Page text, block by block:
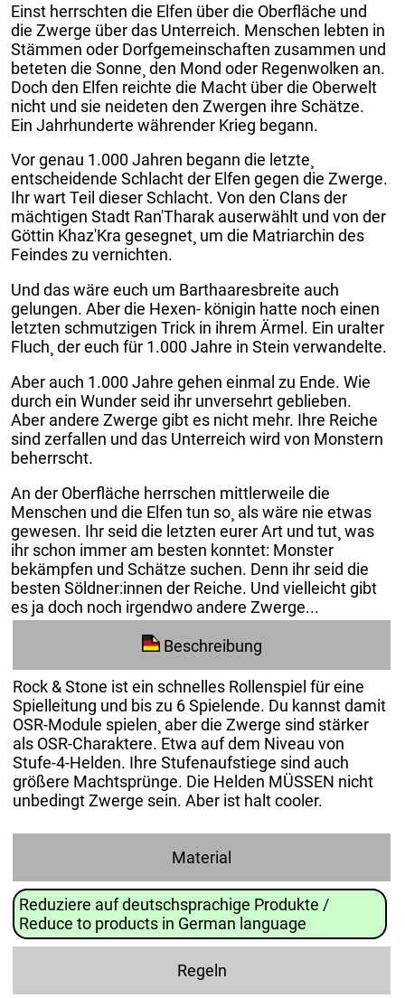
Einst herrschten die Elfen über die Oberfläche und
die Zwerge über das Unterreich. Menschen lebten in
Stämmen oder Dorfgemeinschaften zusammen und
beteten die Sonne¸ den Mond oder Regenwolken an.
Doch den Elfen reichte die Macht über die Oberwelt
nicht und sie neideten den Zwergen ihre Schätze.
Ein Jahrhunderte währender Krieg begann.
Vor genau 1.000 Jahren begann die letzte¸
entscheidende Schlacht der Elfen gegen die Zwerge.
Ihr wart Teil dieser Schlacht. Von den Clans der
mächtigen Stadt Ran'Tharak auserwählt und von der
Göttin Khaz'Kra gesegnet¸ um die Matriarchin des
Feindes zu vernichten.
Und das wäre euch um Barthaaresbreite auch
gelungen. Aber die Hexen- königin hatte noch einen
letzten schmutzigen Trick in ihrem Ärmel. Ein uralter
Fluch¸ der euch für 1.000 Jahre in Stein verwandelte.
Aber auch 1.000 Jahre gehen einmal zu Ende. Wie
durch ein Wunder seid ihr unversehrt geblieben.
Aber andere Zwerge gibt es nicht mehr. Ihre Reiche
sind zerfallen und das Unterreich wird von Monstern
beherrscht.
An der Oberfläche herrschen mittlerweile die
Menschen und die Elfen tun so¸ als wäre nie etwas
gewesen. Ihr seid die letzten eurer Art und tut¸ was
ihr schon immer am besten konntet: Monster
bekämpfen und Schätze suchen. Denn ihr seid die
besten Söldner:innen der Reiche. Und vielleicht gibt
es ja doch noch irgendwo andere Zwerge...
Beschreibung
Rock & Stone ist ein schnelles Rollenspiel für eine
Spielleitung und bis zu 6 Spielende. Du kannst damit
OSR-Module spielen¸ aber die Zwerge sind stärker
als OSR-Charaktere. Etwa auf dem Niveau von
Stufe-4-Helden. Ihre Stufenaufstiege sind auch
größere Machtsprünge. Die Helden MÜSSEN nicht
unbedingt Zwerge sein. Aber ist halt cooler.
Material
Reduziere auf deutschsprachige Produkte /
Reduce to products in German language
Regeln